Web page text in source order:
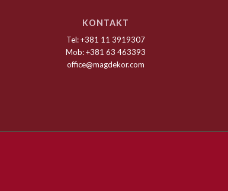
KONTAKT
Tel: +381 11 3919307
Mob: +381 63 463393
office@magdekor.com